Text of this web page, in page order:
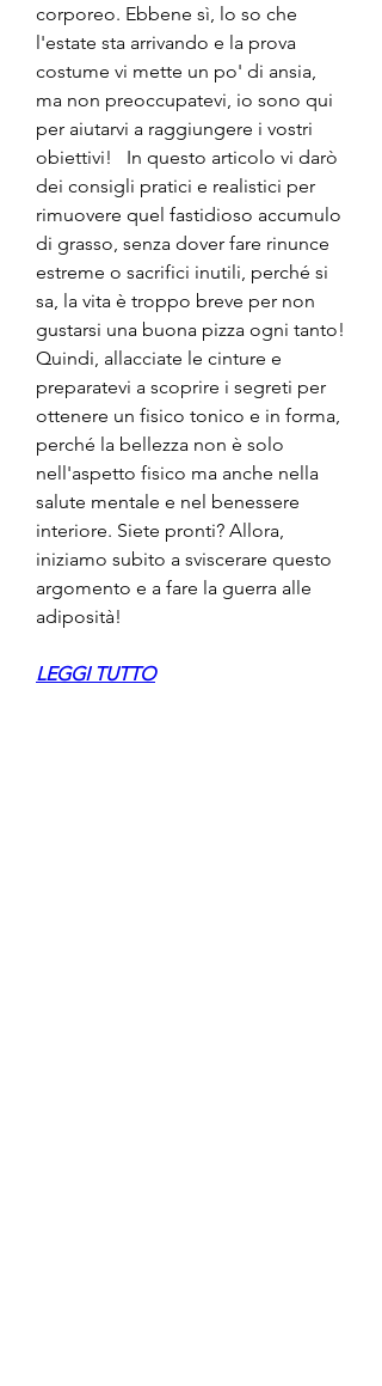
corporeo. Ebbene sì, lo so che
l'estate sta arrivando e la prova
costume vi mette un po' di ansia,
ma non preoccupatevi, io sono qui
per aiutarvi a raggiungere i vostri
obiettivi!   In questo articolo vi darò
dei consigli pratici e realistici per
rimuovere quel fastidioso accumulo
di grasso, senza dover fare rinunce
estreme o sacrifici inutili, perché si
sa, la vita è troppo breve per non
gustarsi una buona pizza ogni tanto!
Quindi, allacciate le cinture e
preparatevi a scoprire i segreti per
ottenere un fisico tonico e in forma,
perché la bellezza non è solo
nell'aspetto fisico ma anche nella
salute mentale e nel benessere
interiore. Siete pronti? Allora,
iniziamo subito a sviscerare questo
argomento e a fare la guerra alle
adiposità!
LEGGI TUTTO